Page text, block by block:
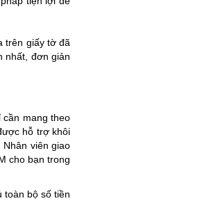
trên giấy tờ đã
nhất, đơn giản
cần mang theo
hỗ trợ khôi
Nhân viên giao
cho bạn trong
toàn bộ số tiền